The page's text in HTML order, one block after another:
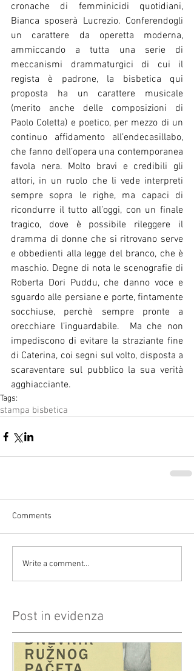
cronache di femminicidi quotidiani,
Bianca sposerà Lucrezio. Conferendogli
un carattere da operetta moderna,
ammiccando a tutta una serie di
meccanismi drammaturgici di cui il
regista è padrone, la bisbetica qui
proposta ha un carattere musicale
(merito anche delle composizioni di
Paolo Coletta) e poetico, per mezzo di un
continuo affidamento all’endecasillabo,
che fanno dell’opera una contemporanea
favola nera. Molto bravi e credibili gli
attori, in un ruolo che li vede interpreti
sempre sopra le righe, ma capaci di
ricondurre il tutto all’oggi, con un finale
tragico, dove è possibile rileggere il
dramma di donne che si ritrovano serve
e obbedienti alla legge del branco, che è
maschio. Degne di nota le scenografie di
Roberta Dori Puddu, che danno voce e
sguardo alle persiane e porte, fintamente
socchiuse, perchè sempre pronte a
orecchiare l’inguardabile.  Ma che non
impediscono di evitare la straziante fine
di Caterina, coi segni sul volto, disposta a
scaraventare sul pubblico la sua verità
agghiacciante.
Tags:
stampa bisbetica
Comments
Write a comment...
Post in evidenza